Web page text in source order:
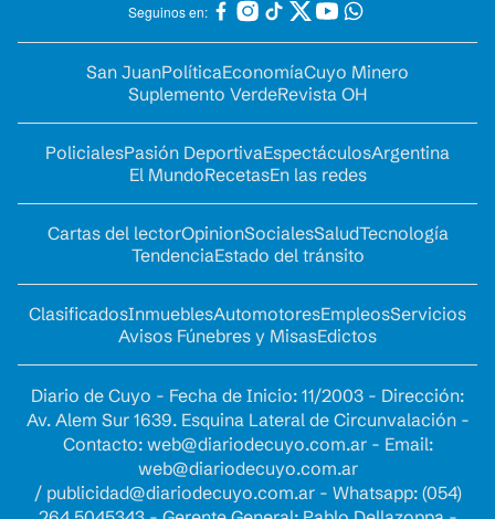
Seguinos en:
San JuanPolíticaEconomíaCuyo Minero
Suplemento VerdeRevista OH
PolicialesPasión DeportivaEspectáculosArgentina
El MundoRecetasEn las redes
Cartas del lectorOpinionSocialesSaludTecnología
TendenciaEstado del tránsito
ClasificadosInmueblesAutomotoresEmpleosServicios
Avisos Fúnebres y MisasEdictos
Diario de Cuyo - Fecha de Inicio: 11/2003 - Dirección:
Av. Alem Sur 1639. Esquina Lateral de Circunvalación -
Contacto: web@diariodecuyo.com.ar- Email:
web@diariodecuyo.com.ar
/ publicidad@diariodecuyo.com.ar- Whatsapp: (054)